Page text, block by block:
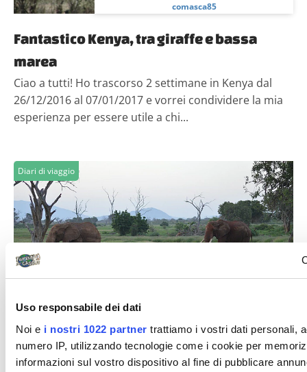
Uso responsabile dei dati
Noi e i nostri 1022 partner trattiamo i vostri dati personali,
numero IP, utilizzando tecnologie come i cookie per
informazioni sul vostro dispositivo al fine di pubblicare
comasca85
Fantastico Kenya, tra giraffe e bassa
marea
Ciao a tutti! Ho trascorso 2 settimane in Kenya dal
26/12/2016 al 07/01/2017 e vorrei condividere la mia
esperienza per essere utile a chi...
Diari di viaggio
Sogno Kenya e incubo Istanbul
Ieri sera ci sono finalmente arrivate a casa le valigie
tramite corriere, da Fiumicino, dopo una settimana